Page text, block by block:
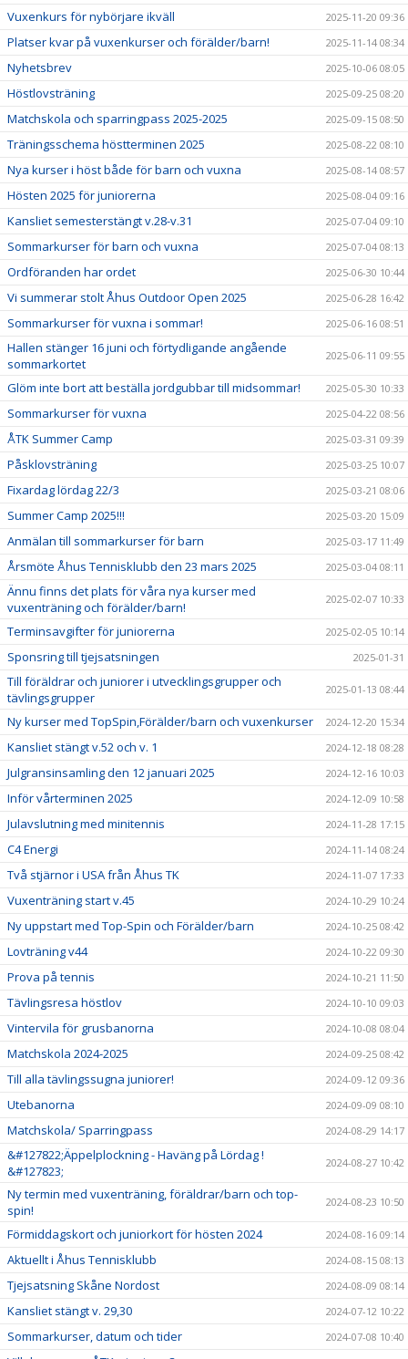
Vuxenkurs för nybörjare ikväll 2025-11-20 09:36
Platser kvar på vuxenkurser och förälder/barn! 2025-11-14 08:34
Nyhetsbrev 2025-10-06 08:05
Höstlovsträning 2025-09-25 08:20
Matchskola och sparringpass 2025-2025 2025-09-15 08:50
Träningsschema höstterminen 2025 2025-08-22 08:10
Nya kurser i höst både för barn och vuxna 2025-08-14 08:57
Hösten 2025 för juniorerna 2025-08-04 09:16
Kansliet semesterstängt v.28-v.31 2025-07-04 09:10
Sommarkurser för barn och vuxna 2025-07-04 08:13
Ordföranden har ordet 2025-06-30 10:44
Vi summerar stolt Åhus Outdoor Open 2025 2025-06-28 16:42
Sommarkurser för vuxna i sommar! 2025-06-16 08:51
Hallen stänger 16 juni och förtydligande angående
sommarkortet
2025-06-11 09:55
Glöm inte bort att beställa jordgubbar till midsommar! 2025-05-30 10:33
Sommarkurser för vuxna 2025-04-22 08:56
ÅTK Summer Camp 2025-03-31 09:39
Påsklovsträning 2025-03-25 10:07
Fixardag lördag 22/3 2025-03-21 08:06
Summer Camp 2025!!! 2025-03-20 15:09
Anmälan till sommarkurser för barn 2025-03-17 11:49
Årsmöte Åhus Tennisklubb den 23 mars 2025 2025-03-04 08:11
Ännu finns det plats för våra nya kurser med
vuxenträning och förälder/barn!
2025-02-07 10:33
Terminsavgifter för juniorerna 2025-02-05 10:14
Sponsring till tjejsatsningen 2025-01-31
Till föräldrar och juniorer i utvecklingsgrupper och
tävlingsgrupper
2025-01-13 08:44
Ny kurser med TopSpin,Förälder/barn och vuxenkurser 2024-12-20 15:34
Kansliet stängt v.52 och v. 1 2024-12-18 08:28
Julgransinsamling den 12 januari 2025 2024-12-16 10:03
Inför vårterminen 2025 2024-12-09 10:58
Julavslutning med minitennis 2024-11-28 17:15
C4 Energi 2024-11-14 08:24
Två stjärnor i USA från Åhus TK 2024-11-07 17:33
Vuxenträning start v.45 2024-10-29 10:24
Ny uppstart med Top-Spin och Förälder/barn 2024-10-25 08:42
Lovträning v44 2024-10-22 09:30
Prova på tennis 2024-10-21 11:50
Tävlingsresa höstlov 2024-10-10 09:03
Vintervila för grusbanorna 2024-10-08 08:04
Matchskola 2024-2025 2024-09-25 08:42
Till alla tävlingssugna juniorer! 2024-09-12 09:36
Utebanorna 2024-09-09 08:10
Matchskola/ Sparringpass 2024-08-29 14:17
&#127822;Äppelplockning - Haväng på Lördag !
&#127823;
2024-08-27 10:42
Ny termin med vuxenträning, föräldrar/barn och top-
spin!
2024-08-23 10:50
Förmiddagskort och juniorkort för hösten 2024 2024-08-16 09:14
Aktuellt i Åhus Tennisklubb 2024-08-15 08:13
Tjejsatsning Skåne Nordost 2024-08-09 08:14
Kansliet stängt v. 29,30 2024-07-12 10:22
Sommarkurser, datum och tider 2024-07-08 10:40